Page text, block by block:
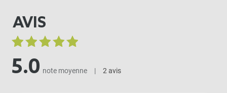
AVIS
5.0 note moyenne | 2 avis